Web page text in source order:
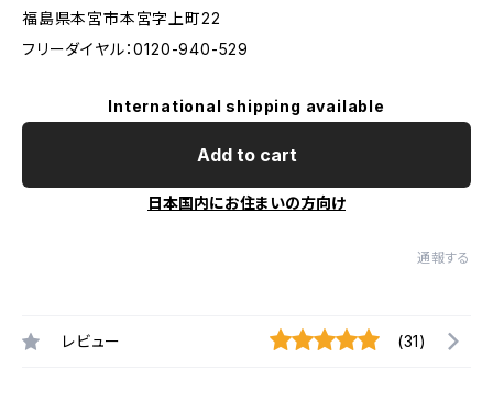
福島県本宮市本宮字上町22
フリーダイヤル：0120-940-529
International shipping available
Add to cart
日本国内にお住まいの方向け
通報する
レビュー (31)